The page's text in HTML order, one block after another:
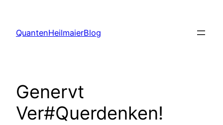
springen
QuantenHeilmaierBlog
Genervt
Ver#Querdenken!